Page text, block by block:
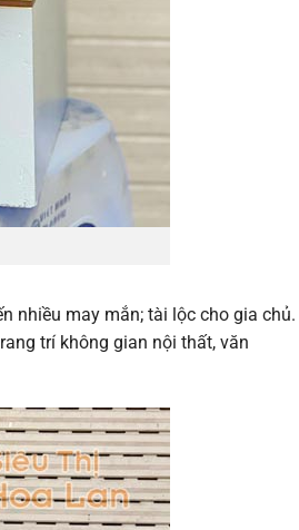
nhiều may mắn; tài lộc cho gia chủ.
trí không gian nội thất, văn